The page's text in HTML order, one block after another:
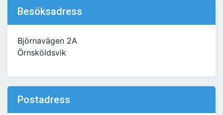
Besöksadress
Björnavägen 2A
Örnsköldsvik
Postadress